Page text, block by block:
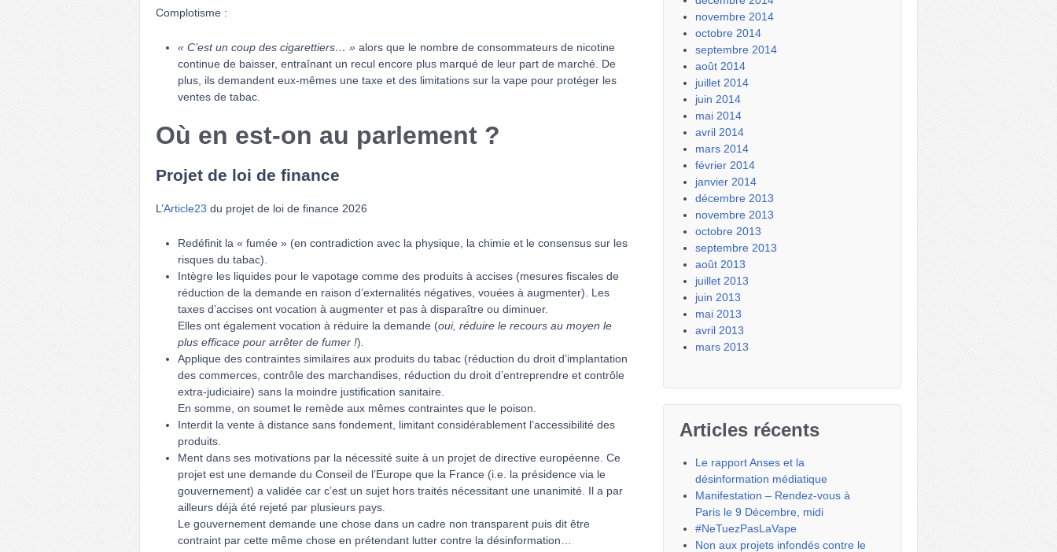
Complotisme :
« C’est un coup des cigarettiers… » alors que le nombre de consommateurs de nicotine
continue de baisser, entraînant un recul encore plus marqué de leur part de marché. De
plus, ils demandent eux-mêmes une taxe et des limitations sur la vape pour protéger les
ventes de tabac.
Où en est-on au parlement ?
Projet de loi de finance
L’Article23 du projet de loi de finance 2026
Redéfinit la « fumée » (en contradiction avec la physique, la chimie et le consensus sur les
risques du tabac).
Intègre les liquides pour le vapotage comme des produits à accises (mesures fiscales de
réduction de la demande en raison d’externalités négatives, vouées à augmenter). Les
taxes d’accises ont vocation à augmenter et pas à disparaître ou diminuer.
Elles ont également vocation à réduire la demande (oui, réduire le recours au moyen le
plus efficace pour arrêter de fumer !).
Applique des contraintes similaires aux produits du tabac (réduction du droit d’implantation
des commerces, contrôle des marchandises, réduction du droit d’entreprendre et contrôle
extra-judiciaire) sans la moindre justification sanitaire.
En somme, on soumet le remède aux mêmes contraintes que le poison.
Interdit la vente à distance sans fondement, limitant considérablement l’accessibilité des
produits.
Ment dans ses motivations par la nécessité suite à un projet de directive européenne. Ce
projet est une demande du Conseil de l’Europe que la France (i.e. la présidence via le
gouvernement) a validée car c’est un sujet hors traités nécessitant une unanimité. Il a par
ailleurs déjà été rejeté par plusieurs pays.
Le gouvernement demande une chose dans un cadre non transparent puis dit être
contraint par cette même chose en prétendant lutter contre la désinformation…
novembre 2014
octobre 2014
septembre 2014
août 2014
juillet 2014
juin 2014
mai 2014
avril 2014
mars 2014
février 2014
janvier 2014
décembre 2013
novembre 2013
octobre 2013
septembre 2013
août 2013
juillet 2013
juin 2013
mai 2013
avril 2013
mars 2013
Articles récents
Le rapport Anses et la
désinformation médiatique
Manifestation – Rendez-vous à
Paris le 9 Décembre, midi
#NeTuezPasLaVape
Non aux projets infondés contre le